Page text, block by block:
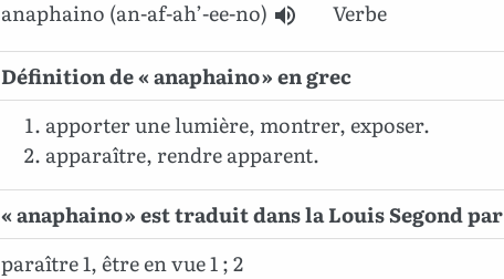
anaphaino (an-af-ah’-ee-no)
Verbe
Définition de « anaphaino » en grec
apporter une lumière, montrer, exposer.
apparaître, rendre apparent.
« anaphaino » est traduit dans la Louis Segond par
paraître 1, être en vue 1 ; 2